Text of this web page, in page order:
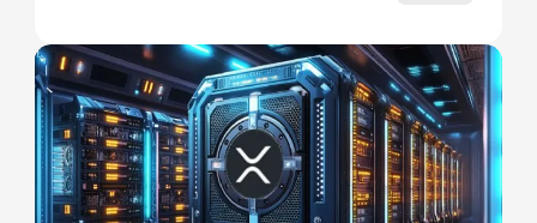
Slide 1 of 1